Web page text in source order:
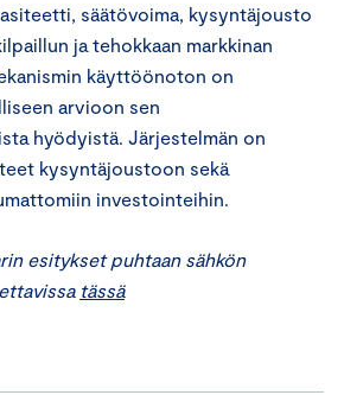
säätövoima, kysyntäjousto
ja tehokkaan markkinan
käyttöönoton on
arvioon sen
hyödyistä. Järjestelmän on
kysyntäjoustoon sekä
investointeihin.
esitykset puhtaan sähkön
tässä